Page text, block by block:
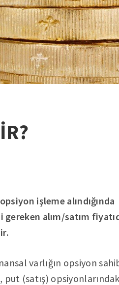
işleme alındığında
alım/satım
varlığın opsiyon
(satış)